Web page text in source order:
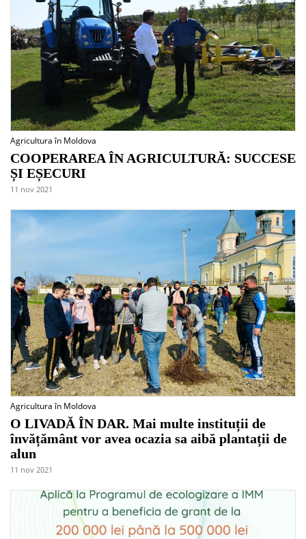
Agricultura în Moldova
COOPERAREA ÎN AGRICULTURĂ: SUCCESE
ȘI EȘECURI
11 nov 2021
Agricultura în Moldova
O LIVADĂ ÎN DAR. Mai multe instituții de
învățământ vor avea ocazia sa aibă plantații de
alun
11 nov 2021